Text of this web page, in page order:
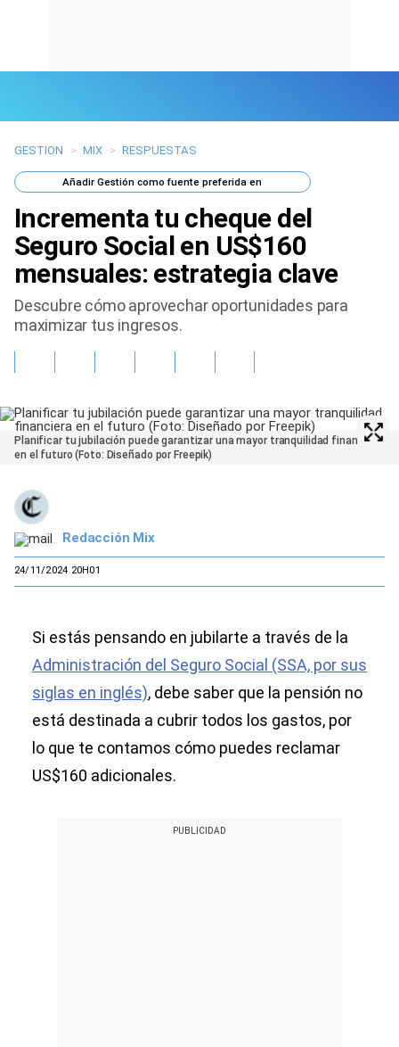
Últimas Noticias
Mi Bolsillo
Respuestas
Gente
Vida Laboral
GESTION > MIX > RESPUESTAS
AñadirGestión como fuente preferida en
Incrementa tu cheque del
Seguro Social en US$160
mensuales: estrategia clave
Descubre cómo aprovechar oportunidades para
maximizar tus ingresos.
Planificar tu jubilación puede garantizar una mayor tranquilidad financiera
en el futuro (Foto: Diseñado por Freepik)
Redacción Mix
24/11/2024 20H01
Si estás pensando en jubilarte a través de la
Administración del Seguro Social (SSA, por sus
siglas en inglés), debe saber que la pensión no
está destinada a cubrir todos los gastos, por
lo que te contamos cómo puedes reclamar
US$160 adicionales.